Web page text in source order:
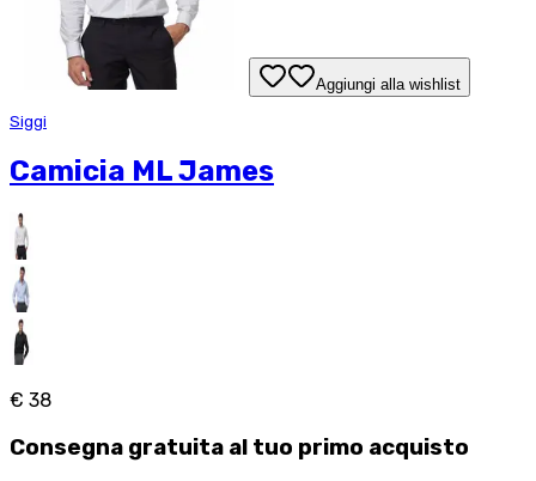
Aggiungi alla wishlist
Siggi
Camicia ML James
€ 38
Consegna gratuita al tuo primo acquisto